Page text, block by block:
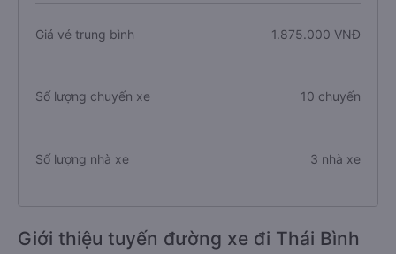
Giá vé trung bình 1.875.000 VNĐ
Số lượng chuyến xe 10 chuyến
Số lượng nhà xe 3 nhà xe
Giới thiệu tuyến đường xe đi Thái Bình